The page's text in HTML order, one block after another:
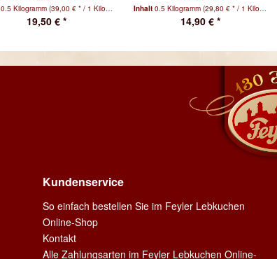
0.5 Kilogramm (39,00 € * / 1 Kilogramm)
19,50 € *
Inhalt 0.5 Kilogramm (29,80 € * / 1 Kilogramm)
14,90 € *
Kundenservice
So einfach bestellen Sie im Feyler Lebkuchen
Online-Shop
Kontakt
Alle Zahlungsarten im Feyler Lebkuchen Online-